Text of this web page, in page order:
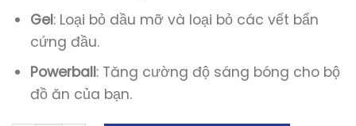
Gel: Loại bỏ dầu mỡ và loại bỏ các vết bẩn
cứng đầu.
Powerball: Tăng cường độ sáng bóng cho bộ
đồ ăn của bạn.